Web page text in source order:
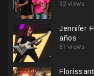
92 views
Jennifer
años
87 views